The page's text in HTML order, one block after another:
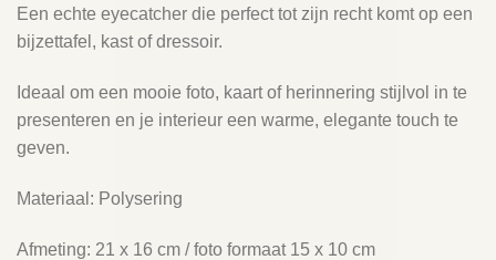
Een echte eyecatcher die perfect tot zijn recht komt op een
bijzettafel, kast of dressoir.
Ideaal om een mooie foto, kaart of herinnering stijlvol in te
presenteren en je interieur een warme, elegante touch te
geven.
Materiaal: Polysering
Afmeting: 21 x 16 cm / foto formaat 15 x 10 cm